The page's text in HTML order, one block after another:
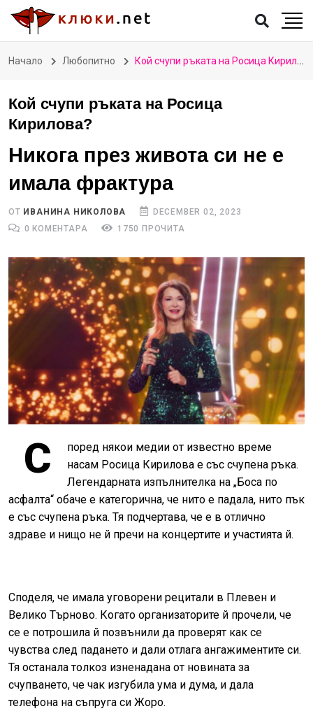
Начало Любопитно Кой счупи ръката на Росица Кирилова?
Кой счупи ръката на Росица
Кирилова?
Никога през живота си не е
имала фрактура
ОТ ИВАНИНА НИКОЛОВА
DECEMBER 02, 2023
0 КОМЕНТАРА
1750 ПРОЧИТА
С
поред някои медии от известно време
насам Росица Кирилова е със счупена ръка.
Легендарната изпълнителка на „Боса по
асфалта“ обаче е категорична, че нито е падала, нито пък
е със счупена ръка. Тя подчертава, че е в отлично
здраве и нищо не й пречи на концертите и участията й.
Споделя, че имала уговорени рецитали в Плевен и
Велико Търново. Когато организаторите й прочели, че
се е потрошила й позвънили да проверят как се
чувства след падането и дали отлага ангажиментите си.
Тя останала толкоз изненадана от новината за
счупването, че чак изгубила ума и дума, и дала
телефона на съпруга си Жоро.